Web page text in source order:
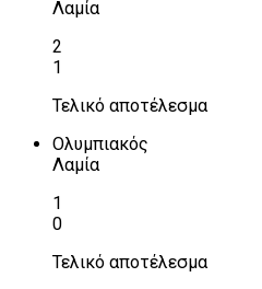
Λαμία
2
1
Τελικό αποτέλεσμα
Ολυμπιακός
Λαμία
1
0
Τελικό αποτέλεσμα